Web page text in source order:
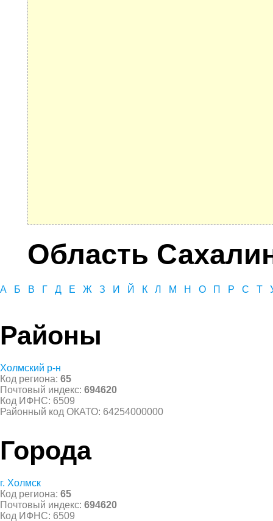
Область
А Б В Г Д Е Ж З И Й К Л М Н О П Р С Т
Районы
Холмский р-н
Код региона: 65
Почтовый индекс: 694620
Код ИФНС: 6509
Районный код ОКАТО: 64254000000
Города
г. Холмск
Код региона: 65
Почтовый индекс: 694620
Код ИФНС: 6509